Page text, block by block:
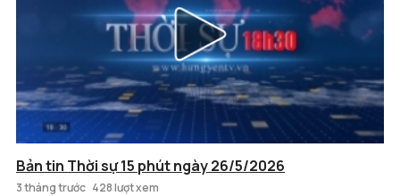
Bản tin Thời sự 15 phút ngày 26/5/2026
3 tháng trước 428 lượt xem